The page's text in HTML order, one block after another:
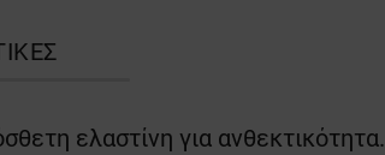
ελαστίνη για ανθεκτικότητα.